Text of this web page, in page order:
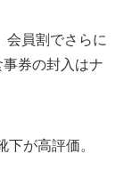
会員割でさらに
事券の封入はナ
が高評価。